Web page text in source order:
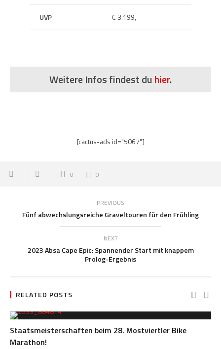
UVP € 3.199,-
Weitere Infos findest duhier.
[cactus-ads id="5067"]
0 0
PREVIOUS
Fünf abwechslungsreiche Graveltouren für den Frühling
NEXT
2023 Absa Cape Epic: Spannender Start mit knappem
Prolog-Ergebnis
RELATED POSTS
Staatsmeisterschaften beim 28. Mostviertler Bike
Marathon!